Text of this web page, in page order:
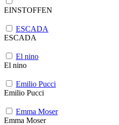
EINSTOFFEN
ESCADA
ESCADA
El nino
El nino
Emilio Pucci
Emilio Pucci
Emma Moser
Emma Moser